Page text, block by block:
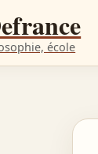
école